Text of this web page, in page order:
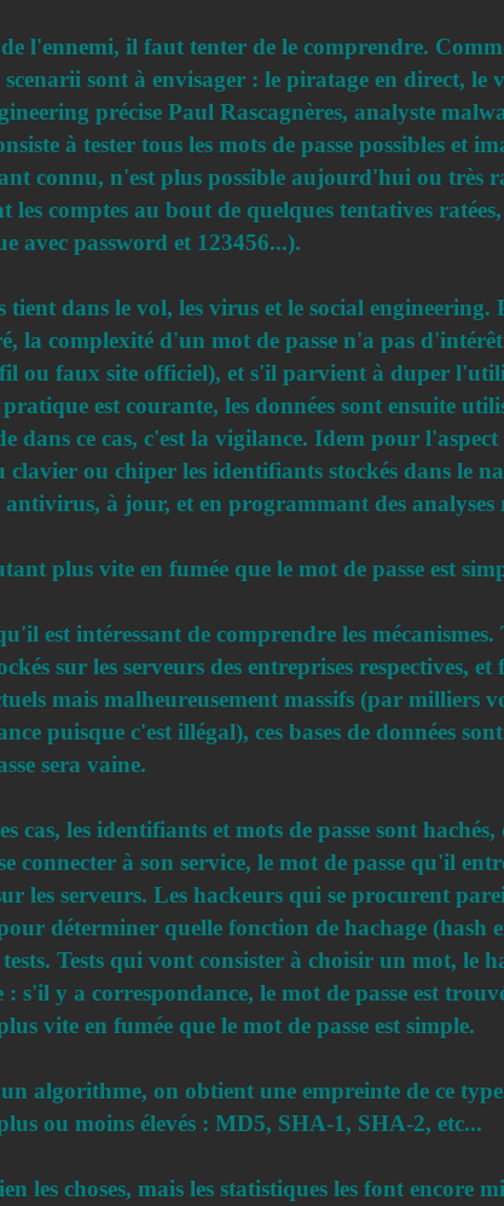
l'ennemi, il faut tenter de le comprendre.
sont à envisager : le piratage en direct, le
précise Paul Rascagnères, analyste
à tester tous les mots de passe possibles et
connu, n'est plus possible aujourd'hui ou très
les comptes au bout de quelques tentatives
avec password et 123456...).
tient dans le vol, les virus et le social engineering.
la complexité d'un mot de passe n'a pas
ou faux site officiel), et s'il parvient à duper
est courante, les données sont ensuite
dans ce cas, c'est la vigilance. Idem pour
clavier ou chiper les identifiants stockés dans le
à jour, et en programmant des analyses
plus vite en fumée que le mot de passe est
est intéressant de comprendre les
sur les serveurs des entreprises respectives,
mais malheureusement massifs (par milliers
puisque c'est illégal), ces bases de données
sera vaine.
cas, les identifiants et mots de passe sont
connecter à son service, le mot de passe qu'il
les serveurs. Les hackeurs qui se procurent
déterminer quelle fonction de hachage (hash
Tests qui vont consister à choisir un mot, le
: s'il y a correspondance, le mot de passe est
vite en fumée que le mot de passe est simple.
algorithme, on obtient une empreinte de ce
ou moins élevés : MD5, SHA-1, SHA-2, etc...
les choses, mais les statistiques les font encore